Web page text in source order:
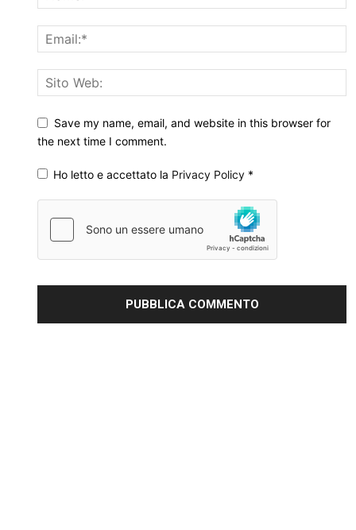
Save my name, email, and website in this browser for
the next time I comment.
Ho letto e accettato la Privacy Policy *